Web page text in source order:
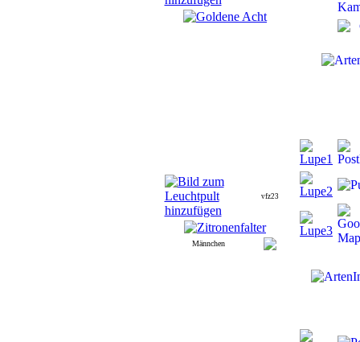
vfz23
Männchen